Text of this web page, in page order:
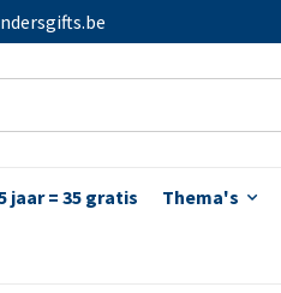
jaar = 35 gratis Thema's